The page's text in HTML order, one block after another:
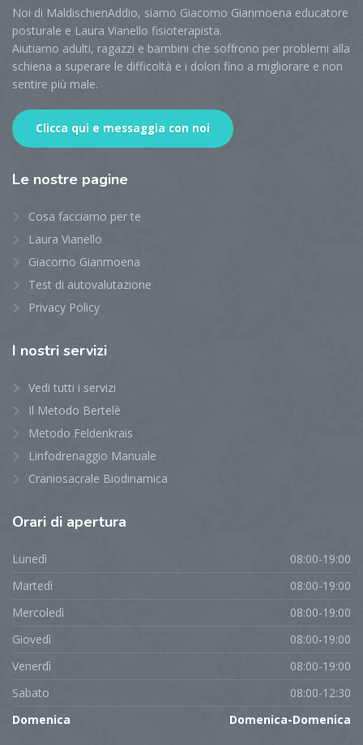
Noi di MaldischienAddio, siamo Giacomo Gianmoena educatore
posturale e Laura Vianello fisioterapista.
Aiutiamo adulti, ragazzi e bambini che soffrono per problemi alla
schiena a superare le difficoltà e i dolori fino a migliorare e non
sentire più male.
Clicca qui e messaggia con noi
Le nostre pagine
Cosa facciamo per te
Laura Vianello
Giacomo Gianmoena
Test di autovalutazione
Privacy Policy
I nostri servizi
Vedi tutti i servizi
Il Metodo Bertelè
Metodo Feldenkrais
Linfodrenaggio Manuale
Craniosacrale Biodinamica
Orari di apertura
Lunedì
08:00-19:00
Martedì
08:00-19:00
Mercoledì
08:00-19:00
Giovedì
08:00-19:00
Venerdì
08:00-19:00
Sabato
08:00-12:30
Domenica
Domenica-Domenica